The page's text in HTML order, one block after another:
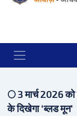
🌕 3 मार्च 2026
के दिखेगा ‘ब्लड मून’